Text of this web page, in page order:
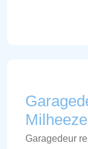
Milheeze
Garagedeur